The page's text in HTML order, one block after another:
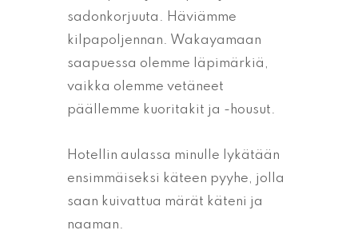
sadonkorjuuta. Häviämme
kilpapoljennan. Wakayamaan
saapuessa olemme läpimärkiä,
vaikka olemme vetäneet
päällemme kuoritakit ja -housut.
Hotellin aulassa minulle lykätään
ensimmäiseksi käteen pyyhe, jolla
saan kuivattua märät käteni ja
naaman.